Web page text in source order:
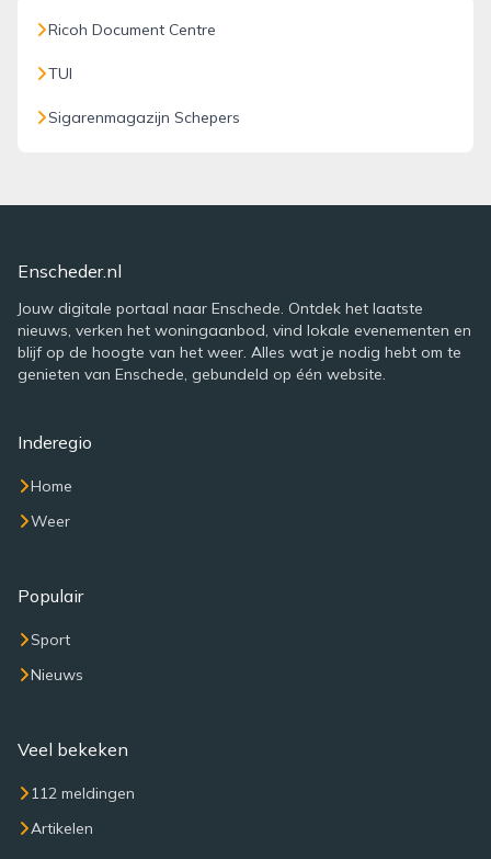
Ricoh Document Centre
TUI
Sigarenmagazijn Schepers
Enscheder.nl
Jouw digitale portaal naar Enschede. Ontdek het laatste
nieuws, verken het woningaanbod, vind lokale evenementen en
blijf op de hoogte van het weer. Alles wat je nodig hebt om te
genieten van Enschede, gebundeld op één website.
Inderegio
Home
Weer
Populair
Sport
Nieuws
Veel bekeken
112 meldingen
Artikelen